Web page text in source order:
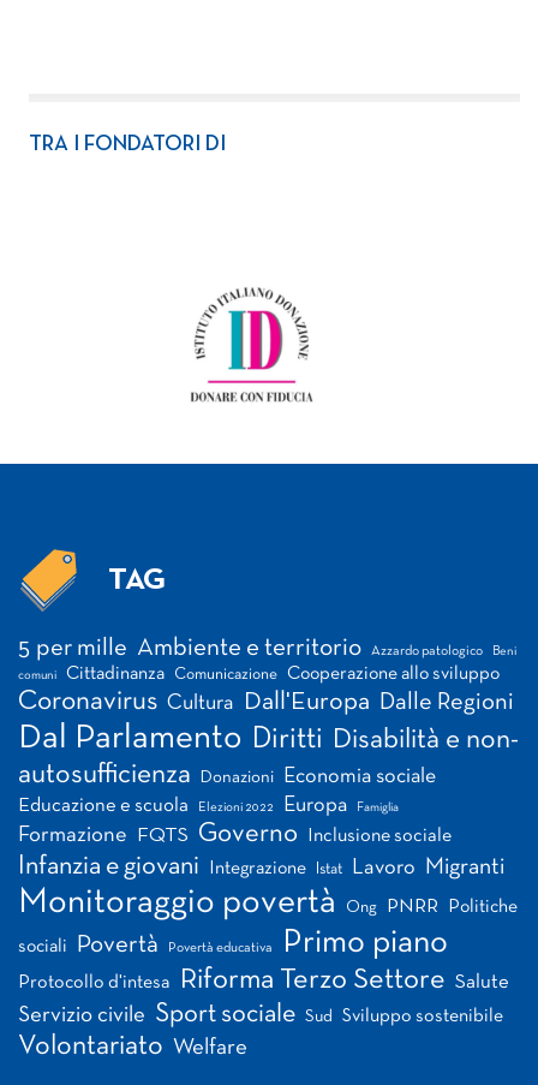
TRA I FONDATORI DI
TAG
5 per mille Ambiente e territorio Azzardo patologico Beni
comuni Cittadinanza Comunicazione Cooperazione allo sviluppo
Coronavirus Cultura Dall'Europa Dalle Regioni
Dal Parlamento Diritti
Disabilità e non-
autosufficienza
Donazioni Economia sociale
Educazione e scuola Elezioni 2022 Europa Famiglia
Formazione FQTS Governo Inclusione sociale
Infanzia e giovani Integrazione Istat Lavoro Migranti
Monitoraggio povertà Ong PNRR Politiche
sociali Povertà Povertà educativa Primo piano
Protocollo d'intesa Riforma Terzo Settore Salute
Servizio civile Sport sociale Sud Sviluppo sostenibile
Volontariato Welfare